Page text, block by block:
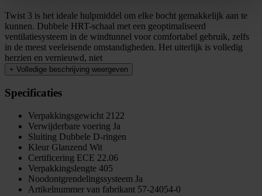
Twist 3 is het ideale hulpmiddel om elke bocht gemakkelijk aan te
kunnen. Dubbele HRT-schaal met een geoptimaliseerd
ventilatiesysteem in de windtunnel voor comfortabel gebruik, zelfs
in de meest veeleisende omstandigheden. Het uiterlijk is volledig
herzien en vernieuwd, niet
+ Volledige beschrijving weergeven
Specificaties
Verpakkingsgewicht 2122
Verwijderbare voering Ja
Sluiting Dubbele D-ringen
Kleur Glanzend Wit
Certificering ECE 22.06
Verpakkingslengte 405
Noodontgrendelingssysteem Ja
Artikelnummer van fabrikant 57-24054-0